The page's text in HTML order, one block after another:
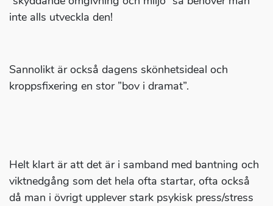
inte alls utveckla den!
Sannolikt är också dagens skönhetsideal och
kroppsfixering en stor ”bov i dramat”.
Helt klart är att det är i samband med bantning och
viktnedgång som det hela ofta startar, ofta också
då man i övrigt upplever stark psykisk press/stress